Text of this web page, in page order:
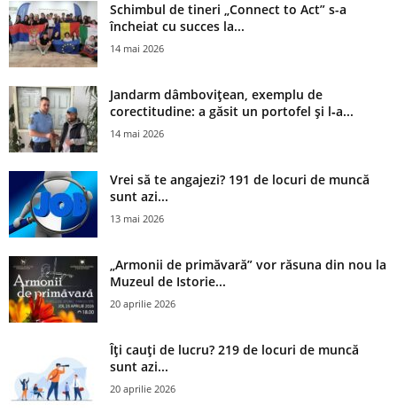
Schimbul de tineri „Connect to Act” s-a
încheiat cu succes la...
14 mai 2026
Jandarm dâmbovițean, exemplu de
corectitudine: a găsit un portofel și l‑a...
14 mai 2026
Vrei să te angajezi? 191 de locuri de muncă
sunt azi...
13 mai 2026
„Armonii de primăvară” vor răsuna din nou la
Muzeul de Istorie...
20 aprilie 2026
Îți cauți de lucru? 219 de locuri de muncă
sunt azi...
20 aprilie 2026